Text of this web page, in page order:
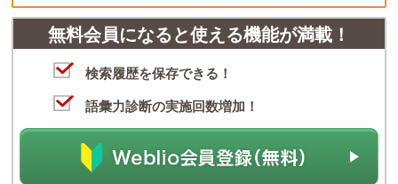
無料会員になると使える機能が満載！
検索履歴を保存できる！
語彙力診断の実施回数増加！